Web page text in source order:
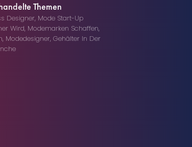
Themen
Designer, Mode Start-Up
Wird, Modemarken Schaffen,
, Modedesigner, Gehälter In Der